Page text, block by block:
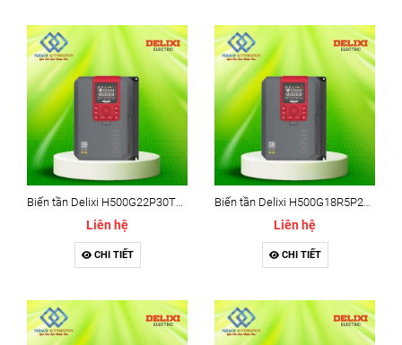
Biến tần Delixi H500G22P30T4(B)L - Delixi H500 30kw
Liên hệ
CHI TIẾT
Biến tần Delixi H500G18R5P22T4(B)L - Delixi H500 22kw
Liên hệ
CHI TIẾT